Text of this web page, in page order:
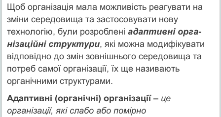
Щоб організація мала можливість реагувати на
зміни середовища та застосовувати нову
технологію, були розроблені адаптивні орга­
нізаційні структури, які можна модифікувати
відповідно до змін зов­нішнього середовища та
потреб самої організації, їх ще називають
органічними структурами.
Адаптивні (органічні) організації – це
організації, які слабо або помірно